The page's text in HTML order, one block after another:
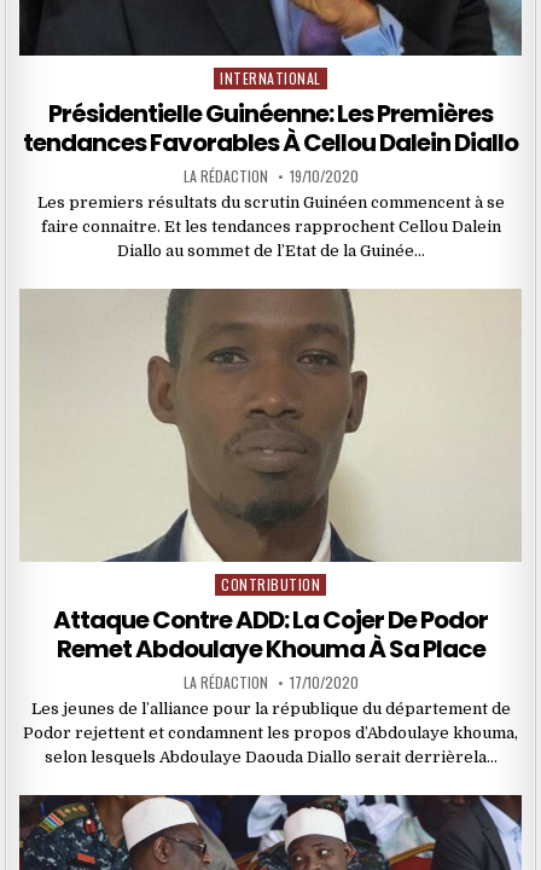
Posted
in
INTERNATIONAL
Présidentielle Guinéenne: Les Premières
tendances Favorables À Cellou Dalein Diallo
LA RÉDACTION 19/10/2020
Les premiers résultats du scrutin Guinéen commencent à se
faire connaitre. Et les tendances rapprochent Cellou Dalein
Diallo au sommet de l’Etat de la Guinée…
Posted
CONTRIBUTION
Attaque Contre ADD: La Cojer De Podor
Remet Abdoulaye Khouma À Sa Place
LA RÉDACTION 17/10/2020
Les jeunes de l’alliance pour la république du département de
Podor rejettent et condamnent les propos d’Abdoulaye khouma,
selon lesquels Abdoulaye Daouda Diallo serait derrièrela…